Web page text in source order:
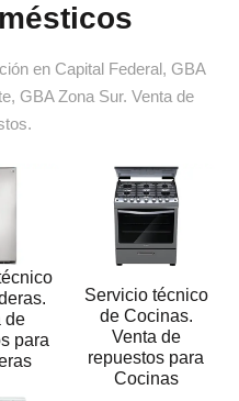
en Capital Federal, GBA
GBA Zona Sur. Venta de
de
para
Servicio técnico
de Cocinas.
Venta de
repuestos para
Cocinas